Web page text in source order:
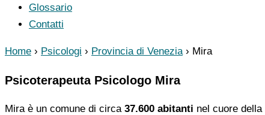
Glossario
Contatti
Home › Psicologi › Provincia di Venezia › Mira
Psicoterapeuta Psicologo Mira
Mira è un comune di circa 37.600 abitanti nel cuore della